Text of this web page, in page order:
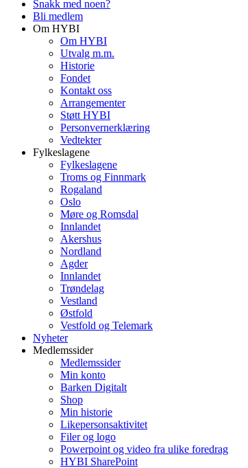
Snakk med noen?
Bli medlem
Om HYBI
Om HYBI
Utvalg m.m.
Historie
Fondet
Kontakt oss
Arrangementer
Støtt HYBI
Personvernerklæring
Vedtekter
Fylkeslagene
Fylkeslagene
Troms og Finnmark
Rogaland
Oslo
Møre og Romsdal
Innlandet
Akershus
Nordland
Agder
Innlandet
Trøndelag
Vestland
Østfold
Vestfold og Telemark
Nyheter
Medlemssider
Medlemssider
Min konto
Barken Digitalt
Shop
Min historie
Likepersonsaktivitet
Filer og logo
Powerpoint og video fra ulike foredrag
HYBI SharePoint